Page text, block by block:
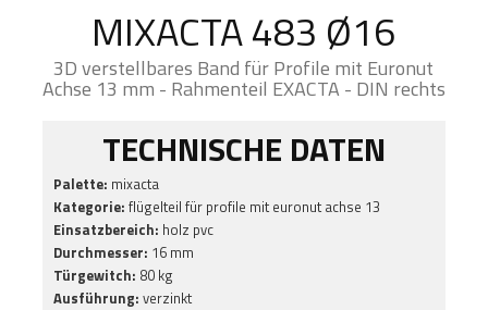
MIXACTA 483 Ø16
3D verstellbares Band für Profile mit Euronut
Achse 13 mm - Rahmenteil EXACTA - DIN rechts
TECHNISCHE DATEN
Palette: mixacta
Kategorie: flügelteil für profile mit euronut achse 13
Einsatzbereich: holz pvc
Durchmesser: 16 mm
Türgewitch: 80 kg
Ausführung: verzinkt